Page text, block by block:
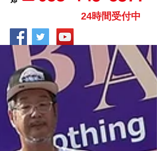
24時間受付中